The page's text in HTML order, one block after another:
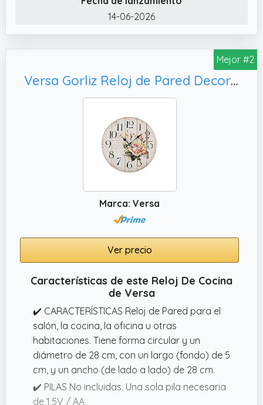
14-06-2026
Mejor #2
Versa Gorliz Reloj de Pared Decorativo para la Cocina, Color Blanco
Marca: Versa
Ver precio
Características de este Reloj De Cocina
de Versa
✔️ CARACTERÍSTICAS Reloj de Pared para el
salón, la cocina, la oficina u otras
habitaciones. Tiene forma circular y un
diámetro de 28 cm, con un largo (fondo) de 5
cm, y un ancho (de lado a lado) de 28 cm.
✔️ PILAS No incluidas. Una sola pila necesaria
de 1,5V / AA